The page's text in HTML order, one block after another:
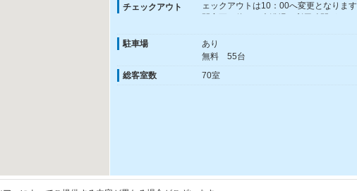
チェックアウト
ェックアウトは10：00へ変更となりま
間変更に伴い、大浴場の利用時間が
駐車場
あり
無料 55台
総客室数
70室